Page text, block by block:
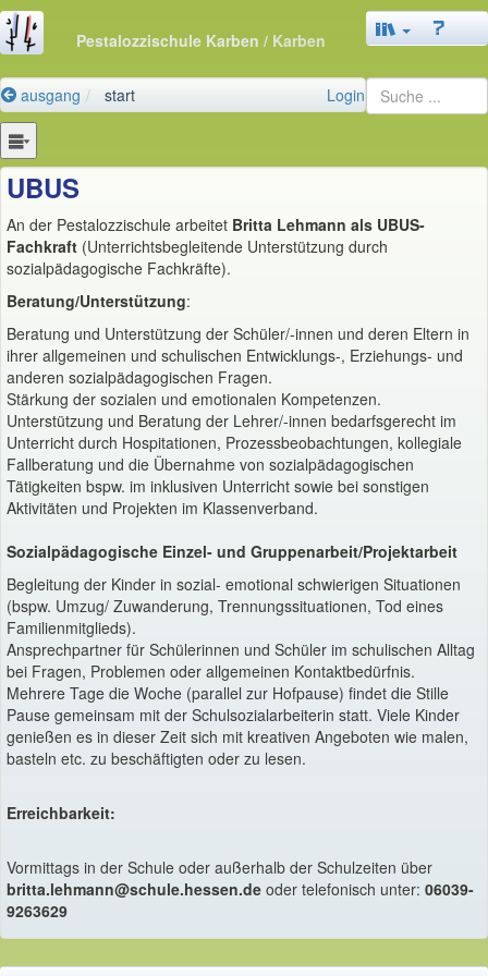
Pestalozzischule Karben / Karben
ausgang start Login
UBUS
An der Pestalozzischule arbeitet Britta Lehmann als UBUS-
Fachkraft (Unterrichtsbegleitende Unterstützung durch
sozialpädagogische Fachkräfte).
Beratung/Unterstützung:
Beratung und Unterstützung der Schüler/-innen und deren Eltern in
ihrer allgemeinen und schulischen Entwicklungs-, Erziehungs- und
anderen sozialpädagogischen Fragen.
Stärkung der sozialen und emotionalen Kompetenzen.
Unterstützung und Beratung der Lehrer/-innen bedarfsgerecht im
Unterricht durch Hospitationen, Prozessbeobachtungen, kollegiale
Fallberatung und die Übernahme von sozialpädagogischen
Tätigkeiten bspw. im inklusiven Unterricht sowie bei sonstigen
Aktivitäten und Projekten im Klassenverband.
Sozialpädagogische Einzel- und Gruppenarbeit/Projektarbeit
Begleitung der Kinder in sozial- emotional schwierigen Situationen
(bspw. Umzug/ Zuwanderung, Trennungssituationen, Tod eines
Familienmitglieds).
Ansprechpartner für Schülerinnen und Schüler im schulischen Alltag
bei Fragen, Problemen oder allgemeinen Kontaktbedürfnis.
Mehrere Tage die Woche (parallel zur Hofpause) findet die Stille
Pause gemeinsam mit der Schulsozialarbeiterin statt. Viele Kinder
genießen es in dieser Zeit sich mit kreativen Angeboten wie malen,
basteln etc. zu beschäftigten oder zu lesen.
Erreichbarkeit:
Vormittags in der Schule oder außerhalb der Schulzeiten über
britta.lehmann@schule.hessen.de oder telefonisch unter: 06039-
9263629